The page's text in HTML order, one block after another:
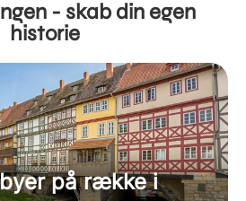
- skab din egen
historie
på række i